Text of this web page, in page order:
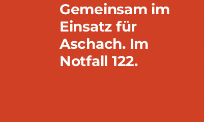
Gemeinsam im
Einsatz für
Aschach. Im
Notfall 122.